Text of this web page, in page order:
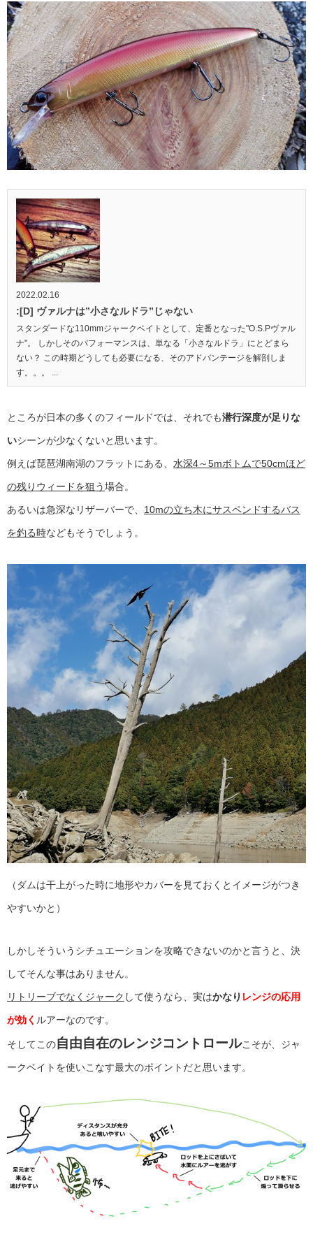
2022.02.16
:[D] ヴァルナは”小さなルドラ”じゃない
スタンダードな110mmジャークベイトとして、定番となった"O.S.Pヴァル
ナ"。 しかしそのパフォーマンスは、単なる「小さなルドラ」にとどまら
ない？ この時期どうしても必要になる、そのアドバンテージを解剖しま
す。。。 ...
ところが日本の多くのフィールドでは、それでも潜行深度が足りな
いシーンが少なくないと思います。
例えば琵琶湖南湖のフラットにある、 水深4～5mボトムで50cmほど
の残りウィードを狙う場合。
あるいは急深なリザーバーで、 10mの立ち木にサスペンドするバス
を釣る時などもそうでしょう。
（ダムは干上がった時に地形やカバーを見ておくとイメージがつき
やすいかと）
しかしそういうシチュエーションを攻略できないのかと言うと、決
してそんな事はありません。
リトリーブでなくジャーク して使うなら、実はかなり レンジの応用
が効く ルアーなのです。
そしてこの自由自在のレンジコントロールこそが、ジャ
ークベイトを使いこなす最大のポイントだと思います。